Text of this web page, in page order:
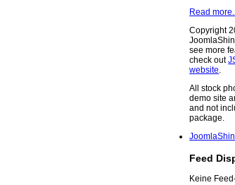
Feed
Keine
Read
Copyright
see more
check out
website.
All stock
demo site
and not
package.